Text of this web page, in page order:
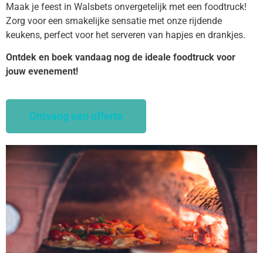
Maak je feest in Walsbets onvergetelijk met een foodtruck!
Zorg voor een smakelijke sensatie met onze rijdende
keukens, perfect voor het serveren van hapjes en drankjes.
Ontdek en boek vandaag nog de ideale foodtruck voor
jouw evenement!
Ontvang een offerte